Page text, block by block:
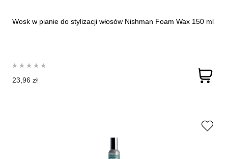
Wosk w pianie do stylizacji włosów Nishman Foam Wax 150 ml
23,96 zł